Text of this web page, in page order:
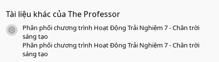
0
0
a
Tài liệu khác của The Professor
icon tài liệu
Phân phối chương trình Hoạt Động Trải Nghiệm 7 - Chân trời
sáng tạo
Phân phối chương trình Hoạt Động Trải Nghiệm 7 - Chân trời
sáng tạo